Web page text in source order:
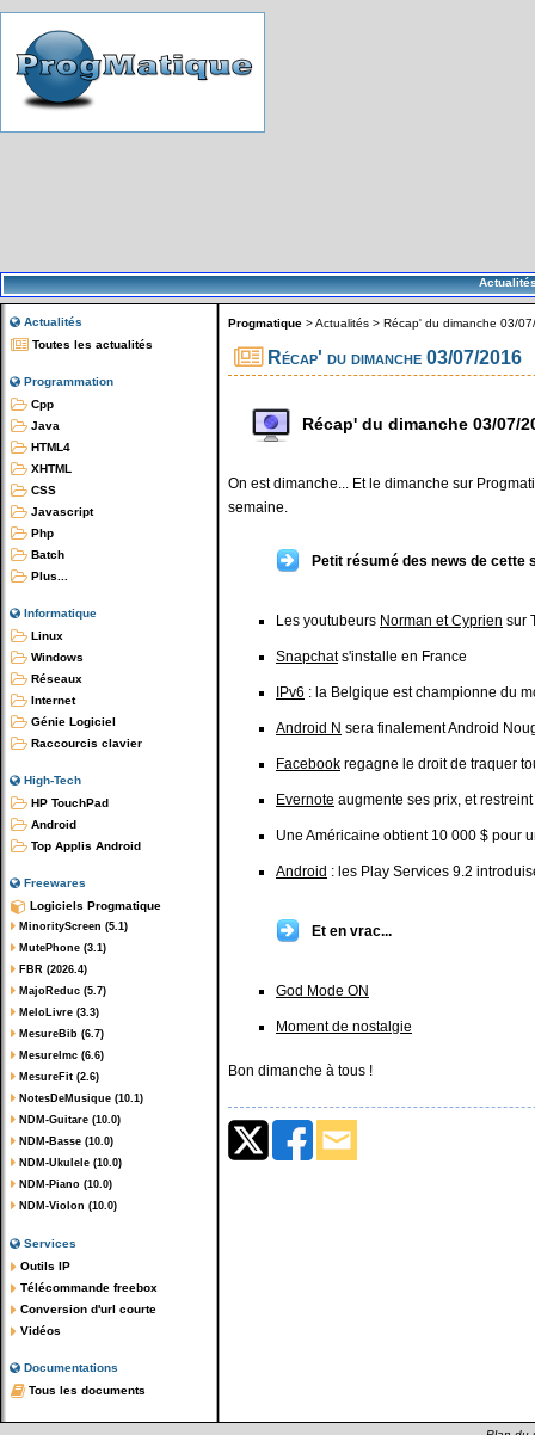
Actualités
Toutes les actualités
Programmation
Cpp
Java
HTML4
XHTML
CSS
Javascript
Php
Batch
Plus...
Informatique
Linux
Windows
Réseaux
Internet
Génie Logiciel
Raccourcis clavier
High-Tech
HP TouchPad
Android
Top Applis Android
Freewares
Logiciels Progmatique
MinorityScreen (5.1)
MutePhone (3.1)
FBR (2026.4)
MajoReduc (5.7)
MeloLivre (3.3)
MesureBib (6.7)
MesureImc (6.6)
MesureFit (2.6)
NotesDeMusique (10.1)
NDM-Guitare (10.0)
NDM-Basse (10.0)
NDM-Ukulele (10.0)
NDM-Piano (10.0)
NDM-Violon (10.0)
Services
Outils IP
Télécommande freebox
Conversion d'url courte
Vidéos
Documentations
Tous les documents
Progmatique >Actualités > Récap' du dimanche 03/
Récap' du dimanche 03/07/2016
Récap' du dimanche 03/07/
On est dimanche... Et le dimanche sur
semaine.
Petit résumé des news de cette
Les youtubeurs Norman et Cyprien sur
Snapchats'installe en France
IPv6 : la Belgique est championne du
Android N sera finalement Android
Facebook regagne le droit de traquer
Evernote augmente ses prix, et
Une Américaine obtient 10 000 $ pour
Android : les Play Services 9.2
Et en vrac...
God Mode ON
Moment de nostalgie
Bon dimanche à tous !